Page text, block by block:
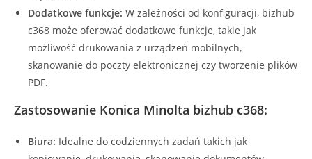
Dodatkowe funkcje: W zależności od konfiguracji, bizhub
c368 może oferować dodatkowe funkcje, takie jak
możliwość drukowania z urządzeń mobilnych,
skanowanie do poczty elektronicznej czy tworzenie plików
PDF.
Zastosowanie Konica Minolta bizhub c368:
Biura: Idealne do codziennych zadań takich jak